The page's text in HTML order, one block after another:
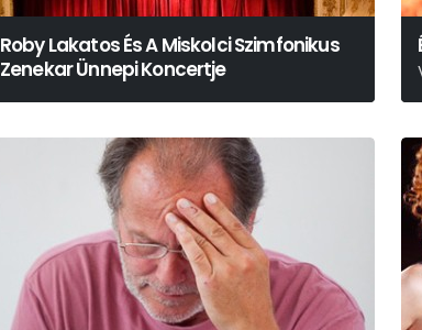
Roby Lakatos És A Miskolci Szimfonikus
Zenekar Ünnepi Koncertje